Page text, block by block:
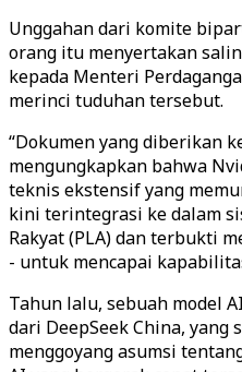
Unggahan dari komite
orang itu menyertakan
kepada Menteri
merinci tuduhan tersebut.
“Dokumen yang diberikan
mengungkapkan bahwa
teknis ekstensif yang
kini terintegrasi ke dalam
Rakyat (PLA) dan terbukti
- untuk mencapai
Tahun lalu, sebuah model
dari DeepSeek China, yang
menggoyang asumsi